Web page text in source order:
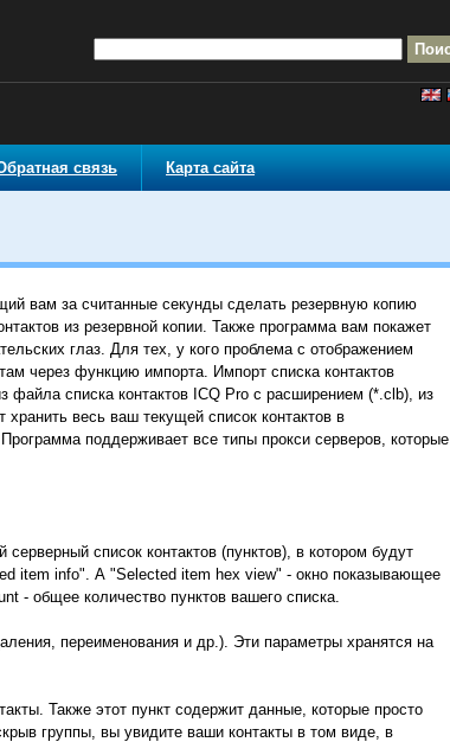
связь Карта сайта
вам за считанные секунды сделать резервную копию
из резервной копии. Также программа вам покажет
глаз. Для тех, у кого проблема с отображением
через функцию импорта. Импорт списка контактов
файла списка контактов ICQ Pro с расширением (*.clb), из
весь ваш текущей список контактов в
поддерживает все типы прокси серверов, которые
список контактов (пунктов), в котором будут
item info". А "Selected item hex view" - окно показывающее
- общее количество пунктов вашего списка.
переименования и др.). Эти параметры хранятся на
Также этот пункт содержит данные, которые просто
группы, вы увидите ваши контакты в том виде, в